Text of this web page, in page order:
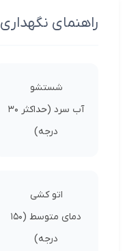
راهنمای نگهداری
شستشو
آب سرد (حداکثر 30
درجه)
اتو کشی
دمای متوسط (150
درجه)